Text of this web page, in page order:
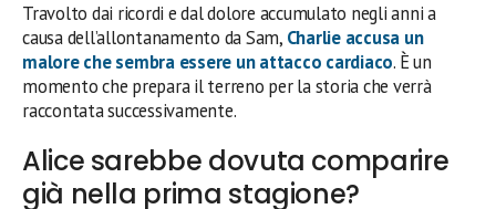
Travolto dai ricordi e dal dolore accumulato negli anni a
causa dell’allontanamento da Sam, Charlieaccusa un
malore che sembra essere un attacco cardiaco. È un
momento che prepara il terreno per la storia che verrà
raccontata successivamente.
Alice sarebbe dovuta comparire
già nella prima stagione?